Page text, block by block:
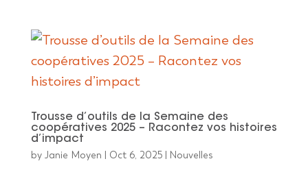
Trousse d’outils de la Semaine des
coopératives 2025 – Racontez vos histoires
d’impact
by Janie Moyen | Oct 6, 2025| Nouvelles